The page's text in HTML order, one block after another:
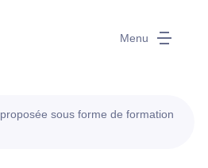
Menu
sous forme de formation